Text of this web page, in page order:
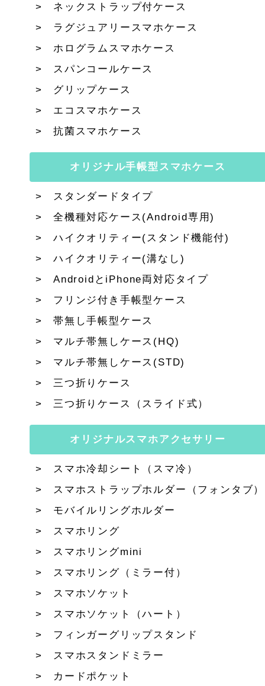
ネックストラップ付ケース
ラグジュアリースマホケース
ホログラムスマホケース
スパンコールケース
グリップケース
エコスマホケース
抗菌スマホケース
オリジナル手帳型スマホケース
スタンダードタイプ
全機種対応ケース(Android専用)
ハイクオリティー(スタンド機能付)
ハイクオリティー(溝なし)
AndroidとiPhone両対応タイプ
フリンジ付き手帳型ケース
帯無し手帳型ケース
マルチ帯無しケース(HQ)
マルチ帯無しケース(STD)
三つ折りケース
三つ折りケース（スライド式）
オリジナルスマホアクセサリー
スマホ冷却シート（スマ冷）
スマホストラップホルダー（フォンタブ）
モバイルリングホルダー
スマホリング
スマホリングmini
スマホリング（ミラー付）
スマホソケット
スマホソケット（ハート）
フィンガーグリップスタンド
スマホスタンドミラー
カードポケット